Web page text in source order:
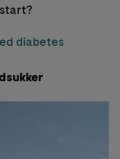
diabetes